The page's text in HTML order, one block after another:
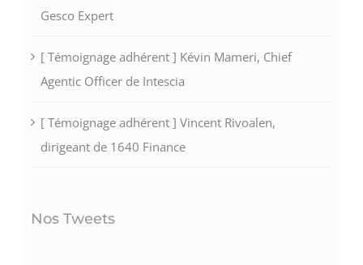
Gesco Expert
[ Témoignage adhérent ] Kévin Mameri, Chief
Agentic Officer de Intescia
[ Témoignage adhérent ] Vincent Rivoalen,
dirigeant de 1640 Finance
Nos Tweets